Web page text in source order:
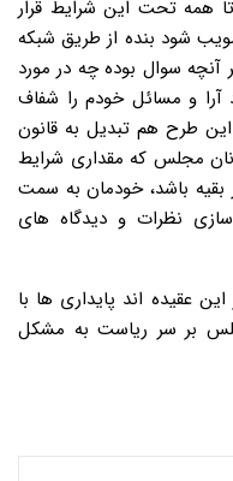
همه تحت این شرایط قرار
شود بنده از طریق شبکه
سوال بوده چه در مورد
آرا و مسائل خودم را شفاف
طرح هم تبدیل به قانون
مجلس که مقداری شرایط
باشد، خودمان به سمت
نظرات و دیدگاه های
عقیده اند پایداری ها با
بر سر ریاست به مشکل